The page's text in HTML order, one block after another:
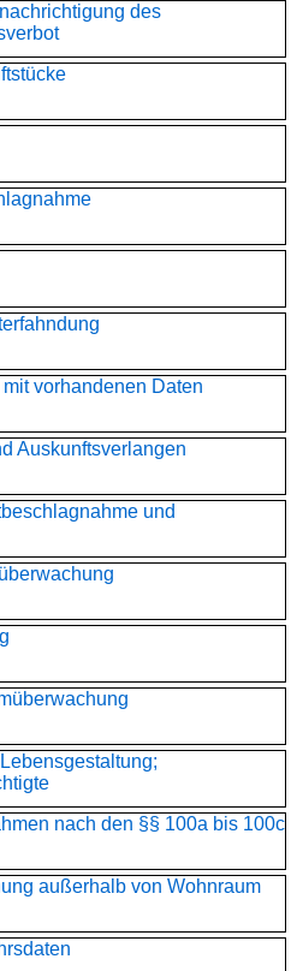
des
vorhandenen Daten
Auskunftsverlangen
und
nach den §§ 100a bis 100c
außerhalb von Wohnraum